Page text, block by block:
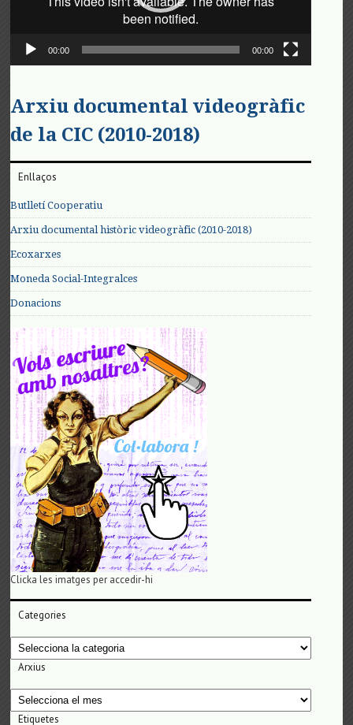
00:00 00:00
Arxiu documental videogràfic
de la CIC (2010-2018)
Enllaços
Butlletí Cooperatiu
Arxiu documental històric videogràfic (2010-2018)
Ecoxarxes
Moneda Social-Integralces
Donacions
Clicka les imatges per accedir-hi
Categories
Categories
Arxius
Arxius
Etiquetes